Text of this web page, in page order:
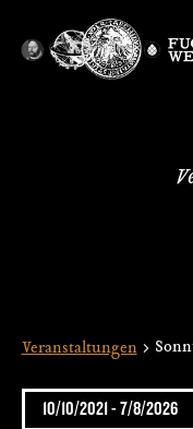
Veranstaltungen
10/10/2021 - 7/8/2026